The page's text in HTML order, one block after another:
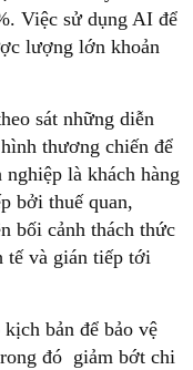
Việc sử dụng AI để
lượng lớn khoản
sát những diễn
thương chiến để
là khách hàng
bởi thuế quan,
bối cảnh thách thức
tế và gián tiếp tới
bản để bảo vệ
đó giảm bớt chi